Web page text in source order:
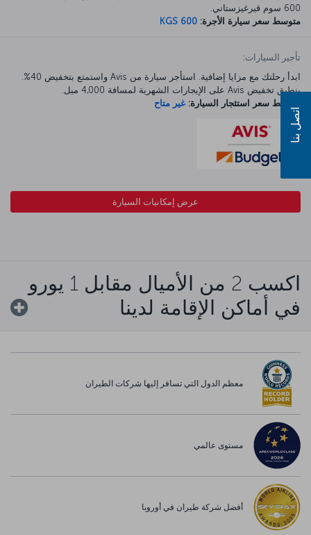
600 سوم قيرغيزستاني.
متوسط سعر سيارة الأجرة: KGS 600
تأجير السيارات:
ابدأ رحلتك مع مزايا إضافية. استأجر سيارة من Avis واستمتع بتخفيض 40%.
ينطبق تخفيض Avis على الإيجارات الشهرية لمسافة 4,000 ميل.
متوسط سعر استئجار السيارة: غير متاح
عرض إمكانيات السيارة
اكسب 2 من الأميال مقابل 1 يورو
في أماكن الإقامة لدينا
معظم الدول التي تسافر إليها شركات الطيران
مستوى عالمي
أفضل شركة طيران في أوروبا
اتصل بنا